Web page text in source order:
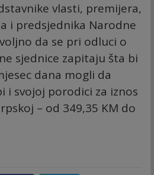
vlasti, premijera,
i predsjednika Narodne
da se pri odluci o
sjednice zapitaju šta bi
dana mogli da
i svojoj porodici za iznos
– od 349,35 KM do